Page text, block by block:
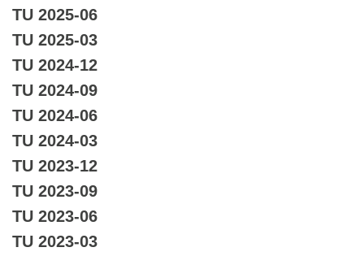
TU 2025-06
TU 2025-03
TU 2024-12
TU 2024-09
TU 2024-06
TU 2024-03
TU 2023-12
TU 2023-09
TU 2023-06
TU 2023-03